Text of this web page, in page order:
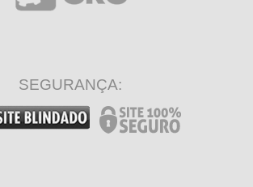
SEGURANÇA: